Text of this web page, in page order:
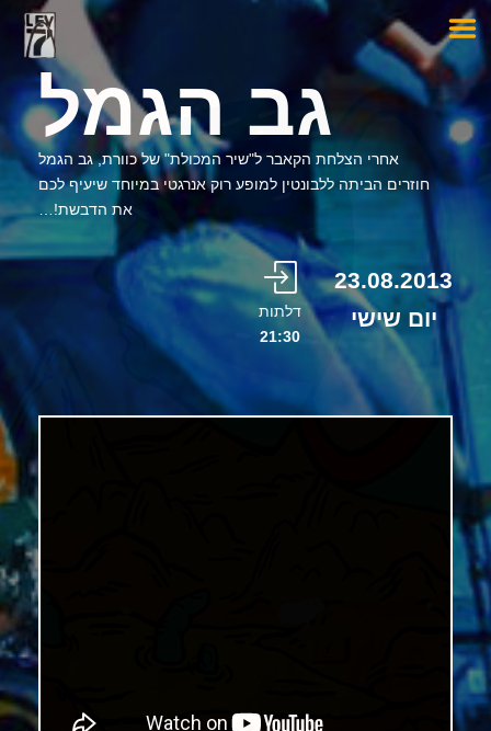
גב הגמל
אחרי הצלחת הקאבר ל"שיר המכולת" של כוורת, גב הגמל
חוזרים הביתה ללבונטין למופע רוק אנרגטי במיוחד שיעיף לכם
את הדבשת!…
23.08.2013
יום שישי
דלתות
21:30